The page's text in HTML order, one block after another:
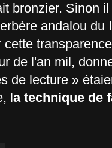
bronzier. Sinon
andalou du
de l'an mil,
de lecture »
la technique de